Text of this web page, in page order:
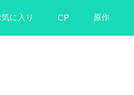
気に入り CP 原作